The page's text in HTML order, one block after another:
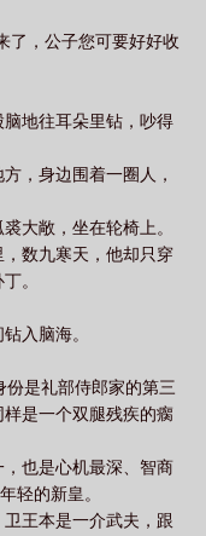
了，公子您可要好好收
地往耳朵里钻，吵得
，身边围着一圈人，
大敞，坐在轮椅上。
数九寒天，他却只穿
。
入脑海。
份是礼部侍郎家的第三
是一个双腿残疾的瘸
也是心机最深、智商
轻的新皇。
王本是一介武夫，跟